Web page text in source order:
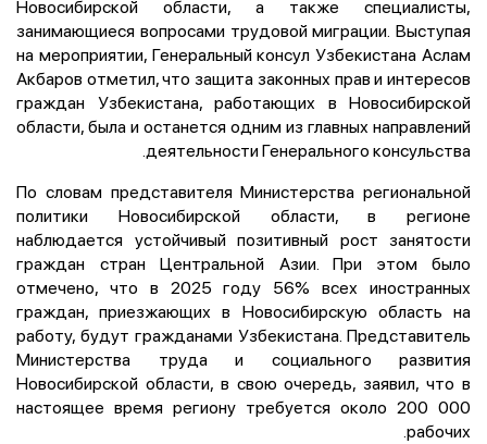
Новосибирской области, а также специалисты,
занимающиеся вопросами трудовой миграции. Выступая
на мероприятии, Генеральный консул Узбекистана Аслам
Акбаров отметил, что защита законных прав и интересов
граждан Узбекистана, работающих в Новосибирской
области, была и останется одним из главных направлений
деятельности Генерального консульства.
По словам представителя Министерства региональной
политики Новосибирской области, в регионе
наблюдается устойчивый позитивный рост занятости
граждан стран Центральной Азии. При этом было
отмечено, что в 2025 году 56% всех иностранных
граждан, приезжающих в Новосибирскую область на
работу, будут гражданами Узбекистана. Представитель
Министерства труда и социального развития
Новосибирской области, в свою очередь, заявил, что в
настоящее время региону требуется около 200 000
рабочих.